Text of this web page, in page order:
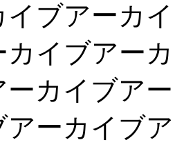
イブアーカ
カイブアー
ーカイブア
アーカイブ